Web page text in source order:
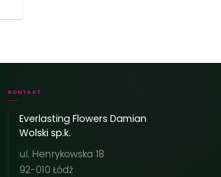
KONTAKT
Everlasting Flowers Damian
Wolski sp.k.
ul. Henrykowska 18
92-010 Łódź